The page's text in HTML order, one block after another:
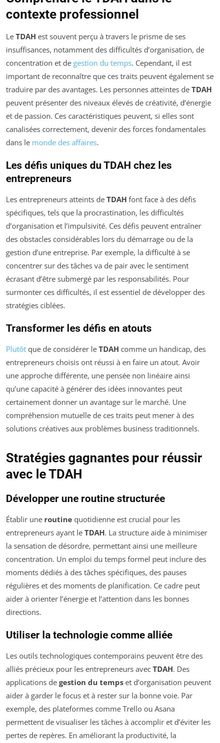
contexte professionnel
Le TDAH est souvent perçu à travers le prisme de ses
insuffisances, notamment des difficultés d’organisation, de
concentration et de gestion du temps. Cependant, il est
important de reconnaître que ces traits peuvent également se
traduire par des avantages. Les personnes atteintes de TDAH
peuvent présenter des niveaux élevés de créativité, d’énergie
et de passion. Ces caractéristiques peuvent, si elles sont
canalisées correctement, devenir des forces fondamentales
dans le monde des affaires.
Les défis uniques du TDAH chez les
entrepreneurs
Les entrepreneurs atteints de TDAH font face à des défis
spécifiques, tels que la procrastination, les difficultés
d’organisation et l’impulsivité. Ces défis peuvent entraîner
des obstacles considérables lors du démarrage ou de la
gestion d’une entreprise. Par exemple, la difficulté à se
concentrer sur des tâches va de pair avec le sentiment
écrasant d’être submergé par les responsabilités. Pour
surmonter ces difficultés, il est essentiel de développer des
stratégies ciblées.
Transformer les défis en atouts
Plutôt que de considérer le TDAH comme un handicap, des
entrepreneurs choisis ont réussi à en faire un atout. Avoir
une approche différente, une pensée non linéaire ainsi
qu’une capacité à générer des idées innovantes peut
certainement donner un avantage sur le marché. Une
compréhension mutuelle de ces traits peut mener à des
solutions créatives aux problèmes business traditionnels.
Stratégies gagnantes pour réussir
avec le TDAH
Développer une routine structurée
Établir une routine quotidienne est crucial pour les
entrepreneurs ayant le TDAH. La structure aide à minimiser
la sensation de désordre, permettant ainsi une meilleure
concentration. Un emploi du temps formel peut inclure des
moments dédiés à des tâches spécifiques, des pauses
régulières et des moments de planification. Ce cadre peut
aider à orienter l’énergie et l’attention dans les bonnes
directions.
Utiliser la technologie comme alliée
Les outils technologiques contemporains peuvent être des
alliés précieux pour les entrepreneurs avec TDAH. Des
applications de gestion du temps et d’organisation peuvent
aider à garder le focus et à rester sur la bonne voie. Par
exemple, des plateformes comme Trello ou Asana
permettent de visualiser les tâches à accomplir et d’éviter les
pertes de repères. En améliorant la productivité, la